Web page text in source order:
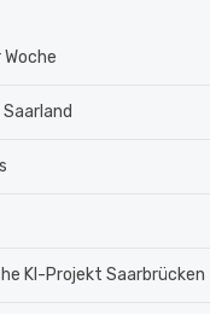
KI-Projekt Saarbrücken